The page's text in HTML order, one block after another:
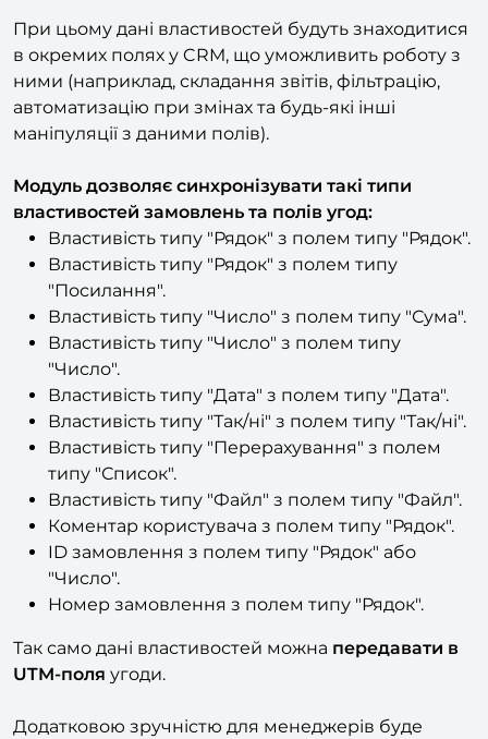
При цьому дані властивостей будуть знаходитися
в окремих полях у CRM, що уможливить роботу з
ними (наприклад, складання звітів, фільтрацію,
автоматизацію при змінах та будь-які інші
Модуль дозволяє синхронізувати такі типи
властивостей замовлень та полів угод:
Властивість типу "Рядок" з полем типу "Рядок".
Властивість типу "Рядок" з полем типу
"Посилання".
Властивість типу "Число" з полем типу "Сума".
Властивість типу "Число" з полем типу
"Число".
Властивість типу "Дата" з полем типу "Дата".
Властивість типу "Так/ні" з полем типу "Так/ні".
Властивість типу "Перерахування" з полем
типу "Список".
Властивість типу "Файл" з полем типу "Файл".
Коментар користувача з полем типу "Рядок".
ID замовлення з полем типу "Рядок" або
"Число".
Номер замовлення з полем типу "Рядок".
Так само дані властивостей можна